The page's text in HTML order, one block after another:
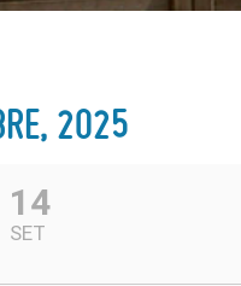
2025
14
SET